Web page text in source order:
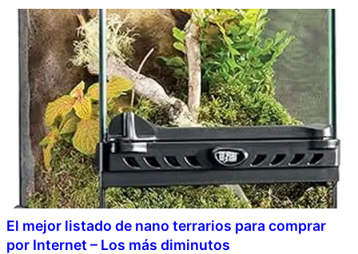
El mejor listado de nano terrarios para comprar
por Internet – Los más diminutos